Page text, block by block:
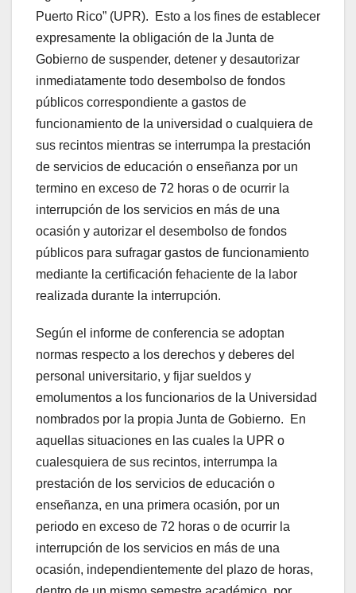
Puerto Rico” (UPR). Esto a los fines de establecer
expresamente la obligación de la Junta de
Gobierno de suspender, detener y desautorizar
inmediatamente todo desembolso de fondos
públicos correspondiente a gastos de
funcionamiento de la universidad o cualquiera de
sus recintos mientras se interrumpa la prestación
de servicios de educación o enseñanza por un
termino en exceso de 72 horas o de ocurrir la
interrupción de los servicios en más de una
ocasión y autorizar el desembolso de fondos
públicos para sufragar gastos de funcionamiento
mediante la certificación fehaciente de la labor
realizada durante la interrupción.
Según el informe de conferencia se adoptan
normas respecto a los derechos y deberes del
personal universitario, y fijar sueldos y
emolumentos a los funcionarios de la Universidad
nombrados por la propia Junta de Gobierno. En
aquellas situaciones en las cuales la UPR o
cualesquiera de sus recintos, interrumpa la
prestación de los servicios de educación o
enseñanza, en una primera ocasión, por un
periodo en exceso de 72 horas o de ocurrir la
interrupción de los servicios en más de una
ocasión, independientemente del plazo de horas,